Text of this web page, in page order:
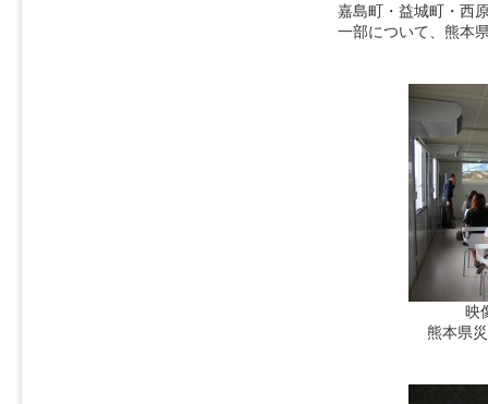
嘉島町・益城町・西
一部について、熊本
映
熊本県